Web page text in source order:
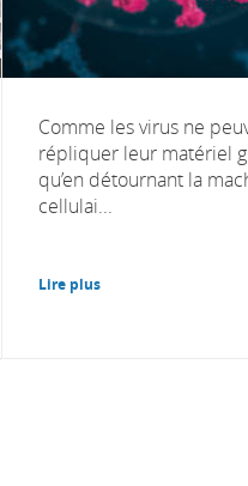
Comme les virus ne
répliquer leur matériel
qu’en détournant la
cellulai...
Lire plus